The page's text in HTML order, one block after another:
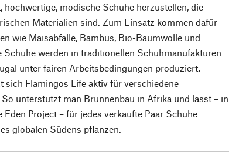
hochwertige, modische Schuhe herzustellen, die
Materialien sind. Zum Einsatz kommen dafür
wie Maisabfälle, Bambus, Bio-Baumwolle und
Schuhe werden in traditionellen Schuhmanufakturen
unter fairen Arbeitsbedingungen produziert.
sich Flamingos Life aktiv für verschiedene
unterstützt man Brunnenbau in Afrika und lässt – in
Project – für jedes verkaufte Paar Schuhe
globalen Südens pflanzen.